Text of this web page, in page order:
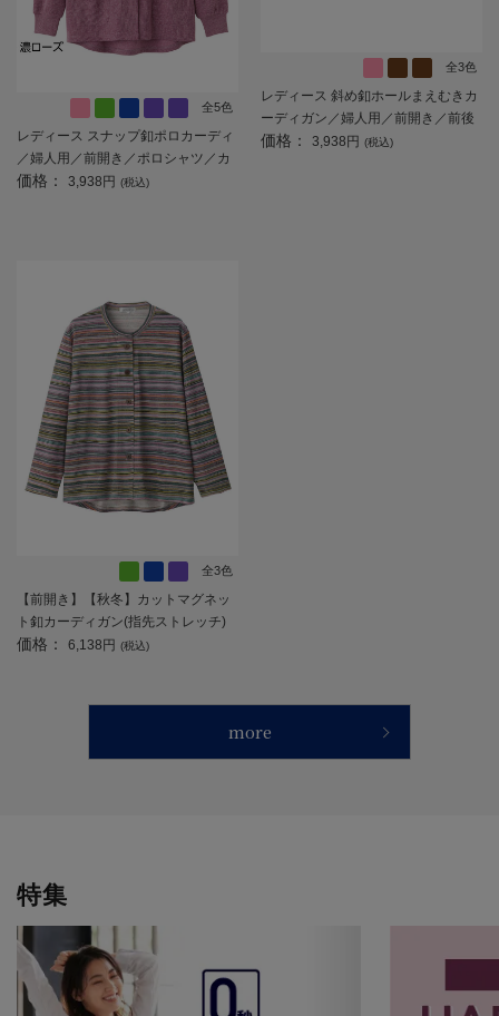
全5色
レディース スナップ釦ポロカーディ
／婦人用／前開き／ポロシャツ／カ
ーディガン 【CF】
価格： 3,938円 (税込)
全3色
レディース 斜め釦ホールまえむきカ
ーディガン／婦人用／前開き／前後
着用／敬老の日／ギフト／プレゼン
価格： 3,938円 (税込)
全3色
【前開き】【秋冬】カットマグネッ
ト釦カーディガン(指先ストレッチ)
４／婦人用／レディース／高齢者／
価格： 6,138円 (税込)
more
特集